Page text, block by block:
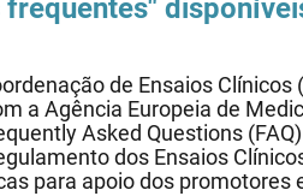
de Ensaios
a Agência Europeia de
Asked Questions
dos Ensaios
para apoio dos promotores